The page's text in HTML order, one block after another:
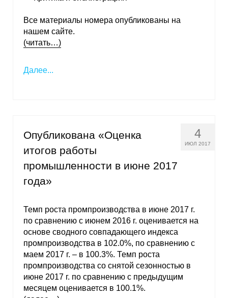
Все материалы номера опубликованы на
нашем сайте.
(читать…)
Далее...
4
ИЮЛ 2017
Опубликована «Оценка
итогов работы
промышленности в июне 2017
года»
Темп роста промпроизводства в июне 2017 г.
по сравнению с июнем 2016 г. оценивается на
основе сводного совпадающего индекса
промпроизводства в 102.0%, по сравнению с
маем 2017 г. – в 100.3%. Темп роста
промпроизводства со снятой сезонностью в
июне 2017 г. по сравнению с предыдущим
месяцем оценивается в 100.1%.